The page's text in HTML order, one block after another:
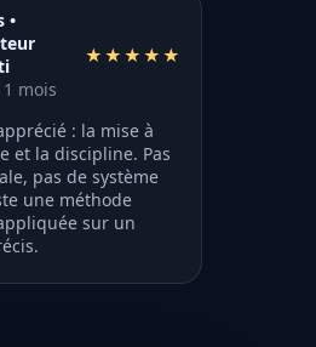
•
mois
★★★★★
: la mise à
et la discipline. Pas
pas de système
une méthode
sur un